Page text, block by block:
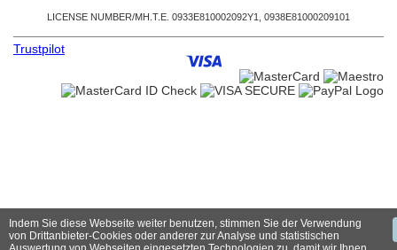
Indem Sie diese Webseite weiter benutzen, stimmen Sie der Verwendung
von Drittanbieter-Cookies oder anderer zur Analyse und statistischen
LICENSE NUMBER/ΜΗ.Τ.Ε. 0933Ε810002092Υ1, 0938Ε81000209101
Trustpilot